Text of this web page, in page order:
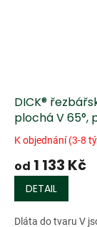
DICK®
plochá V 65°,
K objednání (3-8
od 1 133 Kč
DETAIL
Dláta do tvaru V